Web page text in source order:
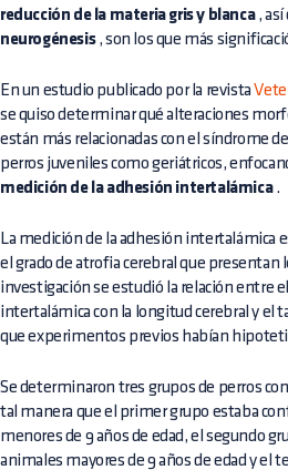
reducción de la materia gris y blanca, así
neurogénesis, son los que más
En un estudio publicado por la revista
se quiso determinar qué alteraciones
están más relacionadas con el síndrome
perros juveniles como geriátricos,
medición de la adhesión intertalámica.
La medición de la adhesión intertalámica
el grado de atrofia cerebral que presentan
investigación se estudió la relación entre
intertalámica con la longitud cerebral y el
que experimentos previos habían
Se determinaron tres grupos de perros
tal manera que el primer grupo estaba
menores de 9 años de edad, el segundo
animales mayores de 9 años de edad y el